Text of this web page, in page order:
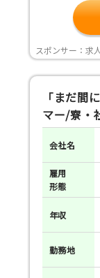
スポンサー：求
「まだ間
マー/寮・
会社名
雇用
形態
年収
勤務地